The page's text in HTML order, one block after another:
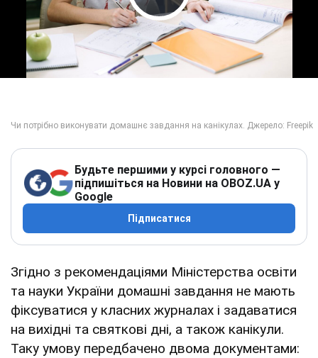
Play Video
Будьте першими у курсі головного —
підпишіться на Новини на OBOZ.UA у
Google
Підписатися
Згідно з рекомендаціями Міністерства освіти
та науки України домашні завдання не мають
фіксуватися у класних журналах і задаватися
на вихідні та святкові дні, а також канікули.
Таку умову передбачено двома документами: